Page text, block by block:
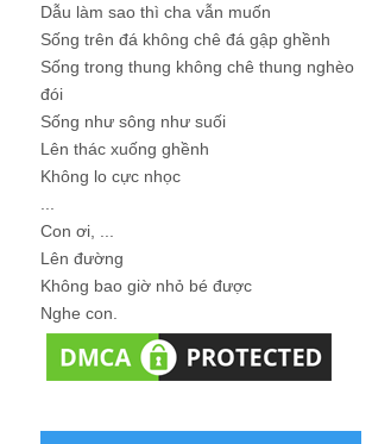
Dẫu làm sao thì cha vẫn muốn
Sống trên đá không chê đá gập ghềnh
Sống trong thung không chê thung nghèo
đói
Sống như sông như suối
Lên thác xuống ghềnh
Không lo cực nhọc
Con ơi, ...
Lên đường
Không bao giờ nhỏ bé được
Nghe con.